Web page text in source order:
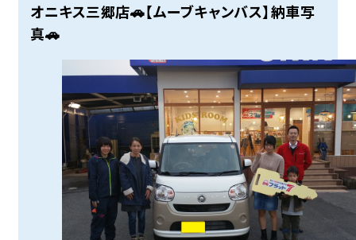
オニキス三郷店🚗【ムーブキャンバス】納車写
真🚗